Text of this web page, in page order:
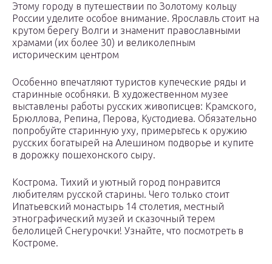
Этому городу в путешествии по Золотому кольцу
России уделите особое внимание. Ярославль стоит на
крутом берегу Волги и знаменит православными
храмами (их более 30) и великолепным
историческим центром
Особенно впечатляют туристов купеческие ряды и
старинные особняки. В художественном музее
выставлены работы русских живописцев: Крамского,
Брюллова, Репина, Перова, Кустодиева. Обязательно
попробуйте старинную уху, примерьтесь к оружию
русских богатырей на Алешином подворье и купите
в дорожку пошехонского сыру.
Кострома. Тихий и уютный город понравится
любителям русской старины. Чего только стоит
Ипатьевский монастырь 14 столетия, местный
этнографический музей и сказочный терем
белолицей Снегурочки! Узнайте, что посмотреть в
Костроме.